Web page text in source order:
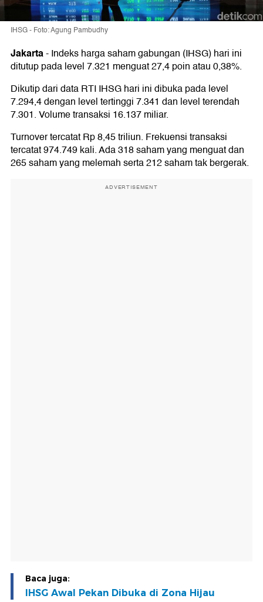
IHSG - Foto: Agung Pambudhy
Jakarta-Indeks harga saham gabungan (IHSG) hari ini
ditutup pada level 7.321 menguat 27,4 poin atau 0,38%.
Dikutip dari data RTI IHSG hari ini dibuka pada level
7.294,4 dengan level tertinggi 7.341 dan level terendah
7.301. Volume transaksi 16.137 miliar.
Turnover tercatat Rp 8,45 triliun. Frekuensi transaksi
tercatat 974.749 kali. Ada 318 saham yang menguat dan
265 saham yang melemah serta 212 saham tak bergerak.
ADVERTISEMENT
Baca juga:
IHSG Awal Pekan Dibuka di Zona Hijau